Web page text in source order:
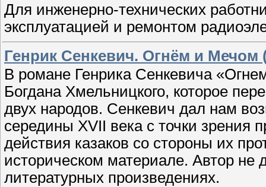
Для инженерно-технических
эксплуатацией и ремонтом
Генрик Сенкевич. Огнём и Мечом
В романе Генрика Сенкевича
Богдана Хмельницкого, которое
двух народов. Сенкевич дал нам
середины XVII века с точки зрения
действия казаков со стороны их
историческом материале. Автор
литературных произведениях.